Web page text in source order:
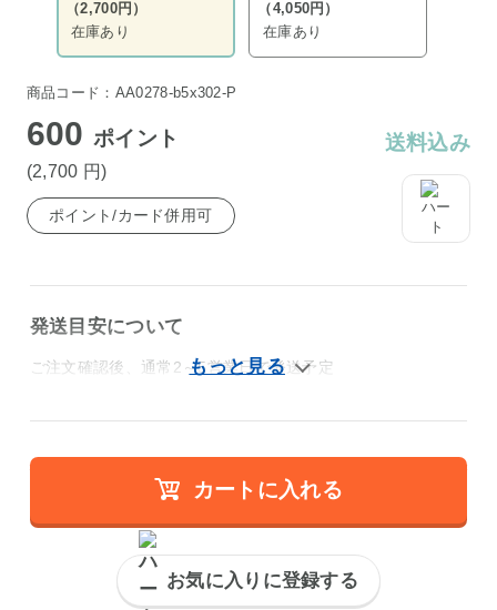
（2,700円）
在庫あり
（4,050円）
在庫あり
商品コード：AA0278-b5x302-P
600ポイント
(2,700 円)
送料込み
ポイント/カード併用可
発送目安について
ご注文確認後、通常2～5営業日で発送予定
カートに入れる
お気に入りに登録する